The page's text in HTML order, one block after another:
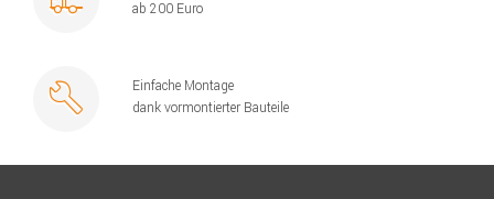
ab 200 Euro
Einfache Montage
dank vormontierter Bauteile